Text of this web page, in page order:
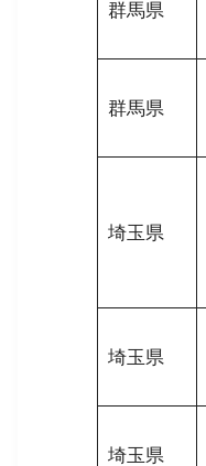
群馬県
群馬県
埼玉県
埼玉県
埼玉県